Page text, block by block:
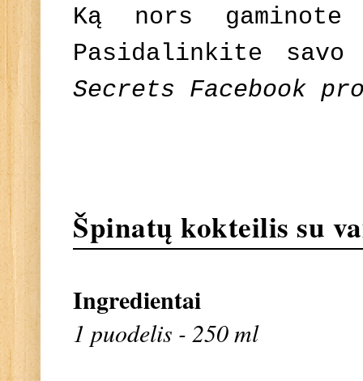
Ką nors
Pasidalinkite
Secrets Facebook
Špinatų kokteilis su
Ingredientai
1 puodelis - 250 ml